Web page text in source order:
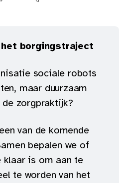
borgingstraject
sociale robots
maar duurzaam
de zorgpraktijk?
van de komende
bepalen we of
klaar is om aan te
te worden van het